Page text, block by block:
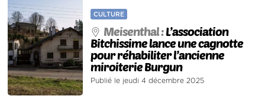
CULTURE
Meisenthal :L’association
Bitchissime lance une cagnotte
pour réhabiliter l’ancienne
miroiterie Burgun
Publié le jeudi 4 décembre 2025